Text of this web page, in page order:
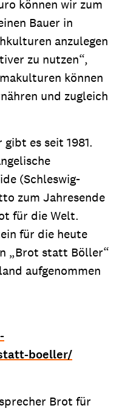
können wir zum
Bauer in
anzulegen
zu nutzen“,
können
und zugleich
es seit 1981.
(Schleswig-
zum Jahresende
für die Welt.
für die heute
„Brot statt Böller“
aufgenommen
boeller/
Brot für